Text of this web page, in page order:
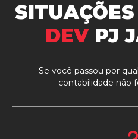
DEVPJ
Se você passou por
contabilidade não